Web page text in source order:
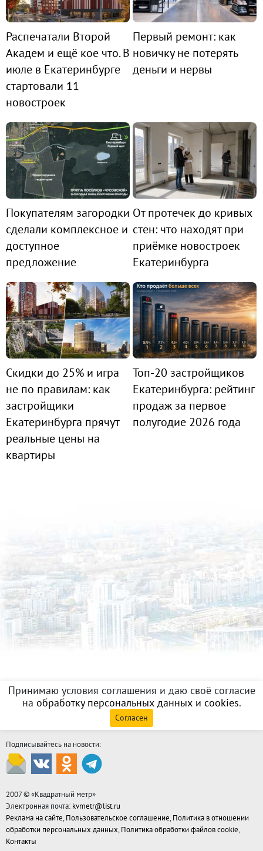
Распечатали Второй
Академ и ещё кое что. В
июле в Екатеринбурге
стартовали 11
новостроек
Первый ремонт: как
новичку не потерять
деньги и нервы
Покупателям загородки
сделали комплексное и
доступное
предложение
От протечек до кривых
стен: что находят при
приёмке новостроек
Екатеринбурга
Скидки до 25% и игра
не по правилам: как
застройщики
Екатеринбурга прячут
реальные цены на
квартиры
Топ-20 застройщиков
Екатеринбурга: рейтинг
продаж за первое
полугодие 2026 года
Принимаю условия соглашения и даю своё согласие
на обработку персональных данных и cookies.
Согласен
Подписывайтесь на новости:
2007 © «Квадратный метр»
Электронная почта: kvmetr@list.ru
Реклама на сайте, Пользовательское соглашение, Политика в отношении
обработки персональных данных, Политика обработки файлов cookie,
Контакты